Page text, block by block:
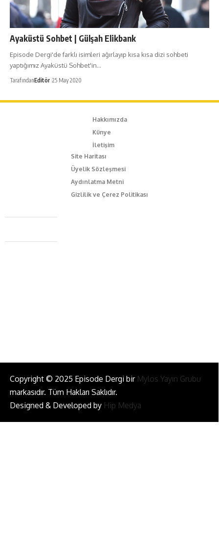
Ayaküstü Sohbet | Gülşah Elikbank
Episode Dergi'de farklı isimleri ağırlayıp kısa kısa dizi sohbeti
yaptığımız Ayaküstü Sohbet'in…
TarafındanEditör 25 May 2020
Hakkımızda
Künye
İletişim
Site Haritası
Üyelik Sözleşmesi
Aydınlatma Metni
Gizlilik ve Çerez Politikası
Caferağa Mah. Dr. Şakir Paşa Sok. No3/A Kadıköy İstanbul
+90 543 345 46 00
Copyright © 2025 Episode Dergi bir Mylos Yayın Grubu
markasıdır. Tüm Hakları Saklıdır.
Designed & Developed by Hip Medya